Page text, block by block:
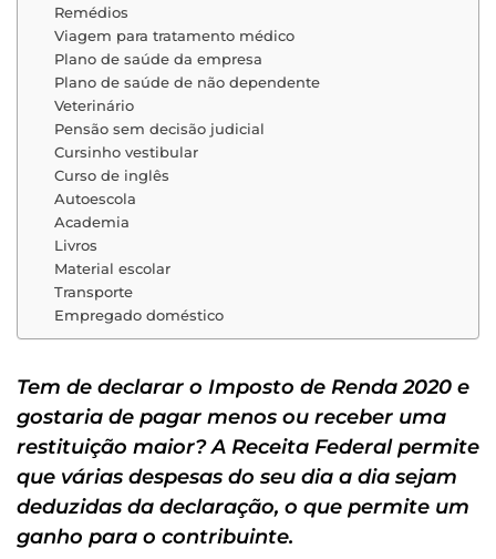
Remédios
Viagem para tratamento médico
Plano de saúde da empresa
Plano de saúde de não dependente
Veterinário
Pensão sem decisão judicial
Cursinho vestibular
Curso de inglês
Autoescola
Academia
Livros
Material escolar
Transporte
Empregado doméstico
Tem de declarar o Imposto de Renda 2020 e
gostaria de pagar menos ou receber uma
restituição maior? A Receita Federal permite
que várias despesas do seu dia a dia sejam
deduzidas da declaração, o que permite um
ganho para o contribuinte.